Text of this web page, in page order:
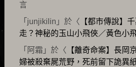
言
「 junjikilin 」於〈 【都市傳說】
走？神秘的玉山小飛俠／黃色小
「 阿霜 」於〈 【離奇命案】長岡
婦被殺棄屍荒野，死前留下詭異